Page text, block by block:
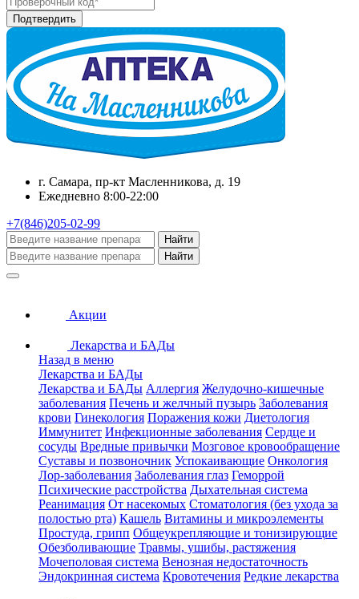
г. Самара, пр-кт Масленникова, д. 19
Ежедневно 8:00-22:00
+7(846)205-02-99
Найти
Найти
Акции
Лекарства и БАДы
Назад в меню
Лекарства и БАДы
Лекарства и БАДы Аллергия Желудочно-кишечные
заболевания Печень и желчный пузырь Заболевания
крови Гинекология Поражения кожи Диетология
Иммунитет Инфекционные заболевания Сердце и
сосуды Вредные привычки Мозговое кровообращение
Суставы и позвоночник Успокаивающие Онкология
Лор-заболевания Заболевания глаз Геморрой
Психические расстройства Дыхательная система
Реанимация От насекомых Стоматология (без ухода за
полостью рта) Кашель Витамины и микроэлементы
Простуда, грипп Общеукрепляющие и тонизирующие
Обезболивающие Травмы, ушибы, растяжения
Мочеполовая система Венозная недостаточность
Эндокринная система Кровотечения Редкие лекарства